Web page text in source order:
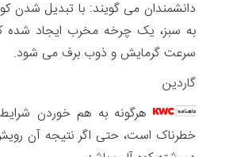
دانشمندان می گویند: با تبدیل شدن
به سبز، یک چرخه مخرب ایجاد شده
سرعت گرمایش و ذوب برف می شود.
گاردین
هرگونه به هم خوردن
خطرناک است، حتی اگر نتیجه آن